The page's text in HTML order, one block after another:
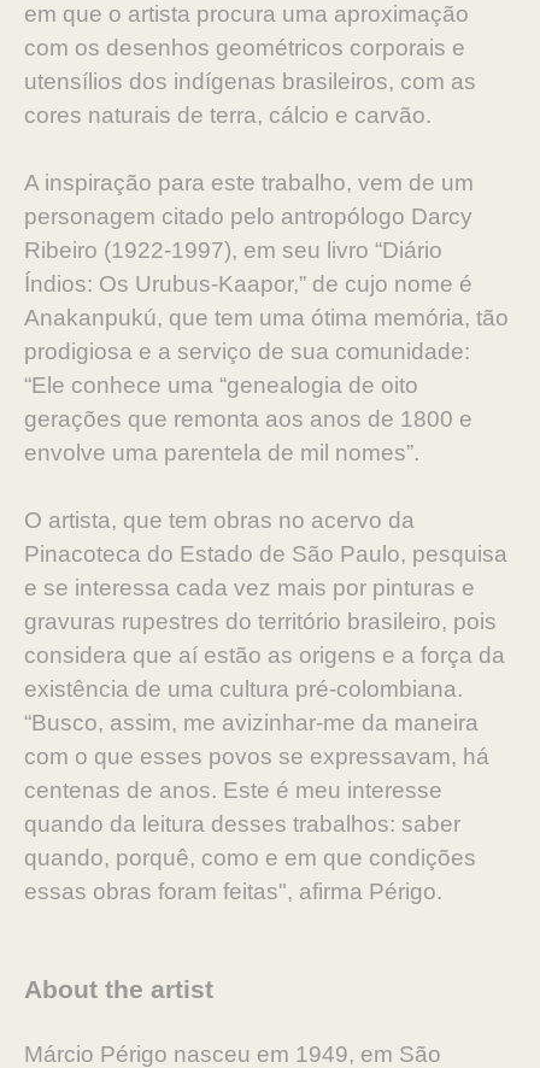
em que o artista procura uma aproximação
com os desenhos geométricos corporais e
utensílios dos indígenas brasileiros, com as
cores naturais de terra, cálcio e carvão.
A inspiração para este trabalho, vem de um
personagem citado pelo antropólogo Darcy
Ribeiro (1922-1997), em seu livro “Diário
Índios: Os Urubus-Kaapor,” de cujo nome é
Anakanpukú, que tem uma ótima memória, tão
prodigiosa e a serviço de sua comunidade:
“Ele conhece uma “genealogia de oito
gerações que remonta aos anos de 1800 e
envolve uma parentela de mil nomes”.
O artista, que tem obras no acervo da
Pinacoteca do Estado de São Paulo, pesquisa
e se interessa cada vez mais por pinturas e
gravuras rupestres do território brasileiro, pois
considera que aí estão as origens e a força da
existência de uma cultura pré-colombiana.
“Busco, assim, me avizinhar-me da maneira
com o que esses povos se expressavam, há
centenas de anos. Este é meu interesse
quando da leitura desses trabalhos: saber
quando, porquê, como e em que condições
essas obras foram feitas", afirma Périgo.
About the artist
Márcio Périgo nasceu em 1949, em São